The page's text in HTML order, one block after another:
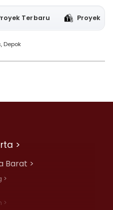
Terbaru Proyek
Depok
>
Barat >
>
>